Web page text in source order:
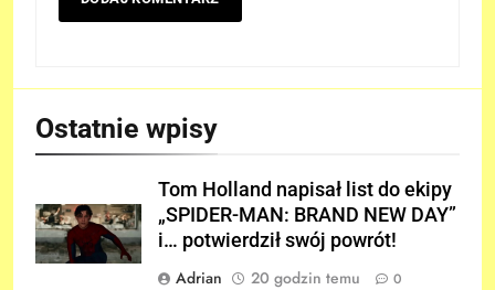
Ostatnie wpisy
Tom Holland napisał list do ekipy
„SPIDER-MAN: BRAND NEW DAY”
i… potwierdził swój powrót!
Adrian
20 godzin temu 0